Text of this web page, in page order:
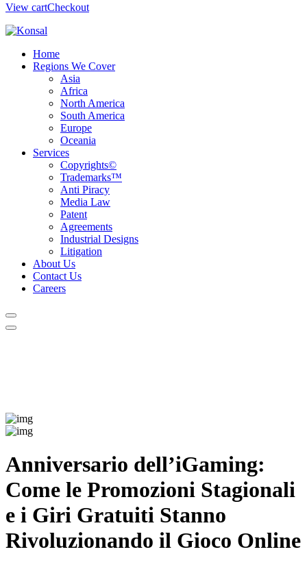
View cartCheckout
Home
Regions We Cover
Asia
Africa
North America
South America
Europe
Oceania
Services
Copyrights©
Trademarks™
Anti Piracy
Media Law
Patent
Agreements
Industrial Designs
Litigation
About Us
Contact Us
Careers
Anniversario dell’iGaming:
Come le Promozioni Stagionali
e i Giri Gratuiti Stanno
Rivoluzionando il Gioco Online